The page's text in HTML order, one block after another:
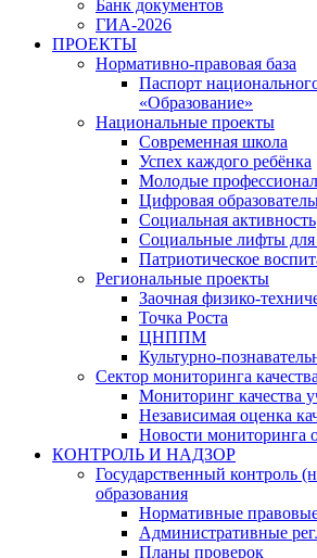
Банк документов
ГИА-2026
ПРОЕКТЫ
Нормативно-правовая база
Паспорт
«Образование»
Национальные проекты
Современная школа
Успех каждого ребёнка
Молодые
Цифровая
Социальная активность
Социальные лифты для
Патриотическое
Региональные проекты
Заочная физико-
Точка Роста
ЦНППМ
Культурно-
Сектор мониторинга
Мониторинг качества
Независимая оценка
Новости мониторинга
КОНТРОЛЬ И НАДЗОР
Государственный контроль
образования
Нормативные
Административные
Планы проверок